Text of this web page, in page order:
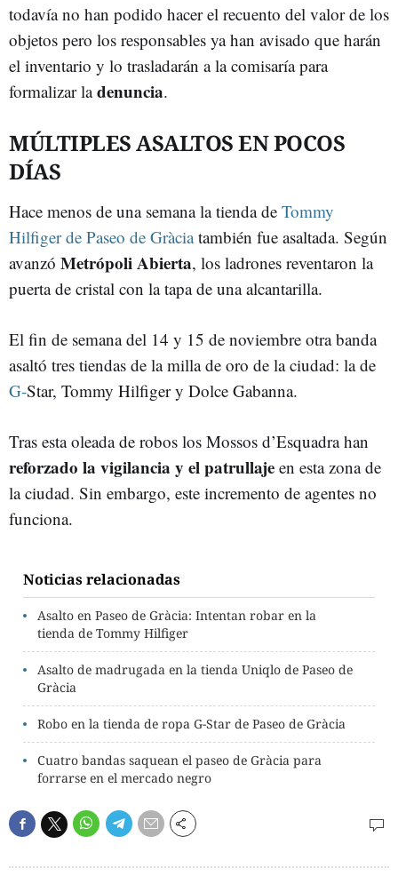
todavía no han podido hacer el recuento del valor de los
objetos pero los responsables ya han avisado que harán
el inventario y lo trasladarán a la comisaría para
formalizar ladenuncia.
MÚLTIPLES ASALTOS EN POCOS
DÍAS
Hace menos de una semana la tienda de Tommy
Hilfiger de Paseo de Gràciatambién fue asaltada. Según
avanzó Metrópoli Abierta, los ladrones reventaron la
puerta de cristal con la tapa de una alcantarilla.
El fin de semana del 14 y 15 de noviembre otra banda
asaltó tres tiendas de la milla de oro de la ciudad: la de
G-Star, Tommy Hilfiger y Dolce Gabanna.
Tras esta oleada de robos los Mossos d’Esquadra han
reforzado la vigilancia y el patrullaje en esta zona de
la ciudad. Sin embargo, este incremento de agentes no
funciona.
Noticias relacionadas
Asalto en Paseo de Gràcia: Intentan robar en la
tienda de Tommy Hilfiger
Asalto de madrugada en la tienda Uniqlo de Paseo de
Gràcia
Robo en la tienda de ropa G-Star de Paseo de Gràcia
Cuatro bandas saquean el paseo de Gràcia para
forrarse en el mercado negro